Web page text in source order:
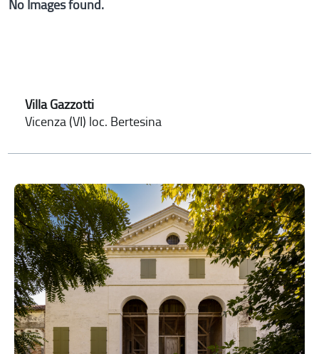
No Images found.
Villa Gazzotti
Vicenza (VI) loc. Bertesina